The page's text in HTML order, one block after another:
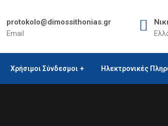
protokolo@dimossithonias.gr
Email
Χρήσιμοι Σύνδεσμοι Ηλεκτρονικές